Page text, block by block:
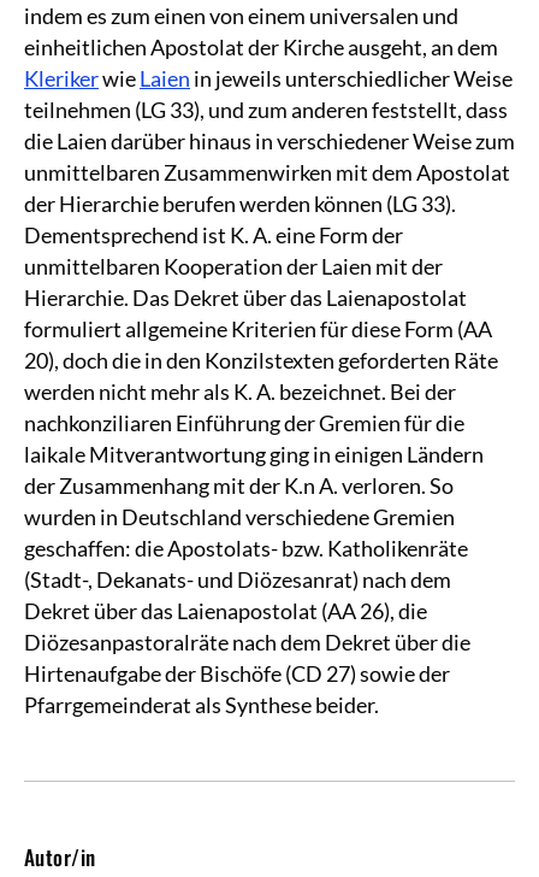
indem es zum einen von einem universalen und
einheitlichen Apostolat der Kirche ausgeht, an dem
KlerikerwieLaien in jeweils unterschiedlicher Weise
teilnehmen (LG 33), und zum anderen feststellt, dass
die Laien darüber hinaus in verschiedener Weise zum
unmittelbaren Zusammenwirken mit dem Apostolat
der Hierarchie berufen werden können (LG 33).
Dementsprechend ist K. A. eine Form der
unmittelbaren Kooperation der Laien mit der
Hierarchie. Das Dekret über das Laienapostolat
formuliert allgemeine Kriterien für diese Form (AA
20), doch die in den Konzilstexten geforderten Räte
werden nicht mehr als K. A. bezeichnet. Bei der
nachkonziliaren Einführung der Gremien für die
laikale Mitverantwortung ging in einigen Ländern
der Zusammenhang mit der K.n A. verloren. So
wurden in Deutschland verschiedene Gremien
geschaffen: die Apostolats- bzw. Katholikenräte
(Stadt-, Dekanats- und Diözesanrat) nach dem
Dekret über das Laienapostolat (AA 26), die
Diözesanpastoralräte nach dem Dekret über die
Hirtenaufgabe der Bischöfe (CD 27) sowie der
Pfarrgemeinderat als Synthese beider.
Autor/in